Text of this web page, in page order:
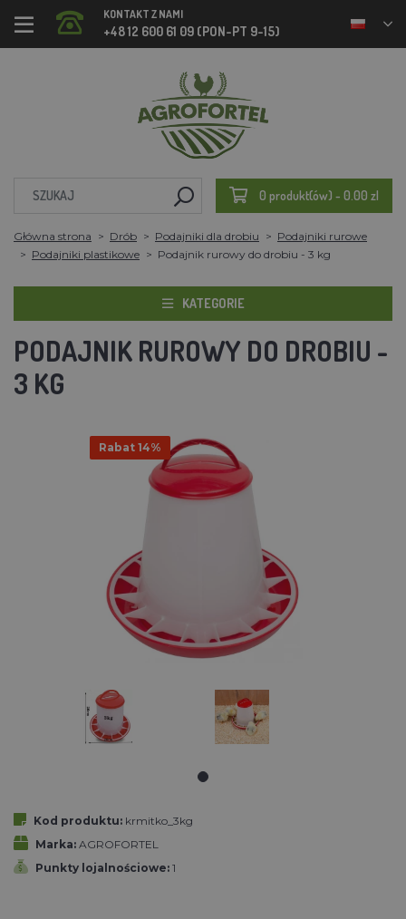
KONTAKT Z NAMI
+48 12 600 61 09 (PON-PT 9-15)
0 produkt(ów) - 0.00 zl
Główna strona Drób Podajniki dla drobiu
Podajniki rurowe
Podajniki plastikowe
Podajnik rurowy do drobiu - 3 kg
KATEGORIE
PODAJNIK RUROWY DO DROBIU -
3 KG
Rabat 14%
Kod produktu: krmitko_3kg
Marka: AGROFORTEL
Punkty lojalnościowe: 1